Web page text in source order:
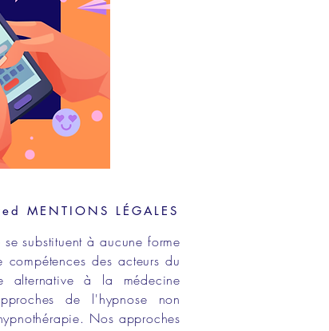
MENTIONS LÉGALES
substituent à aucune forme
compétences des acteurs du
alternative à la médecine
de l'hypnose non
. Nos approches